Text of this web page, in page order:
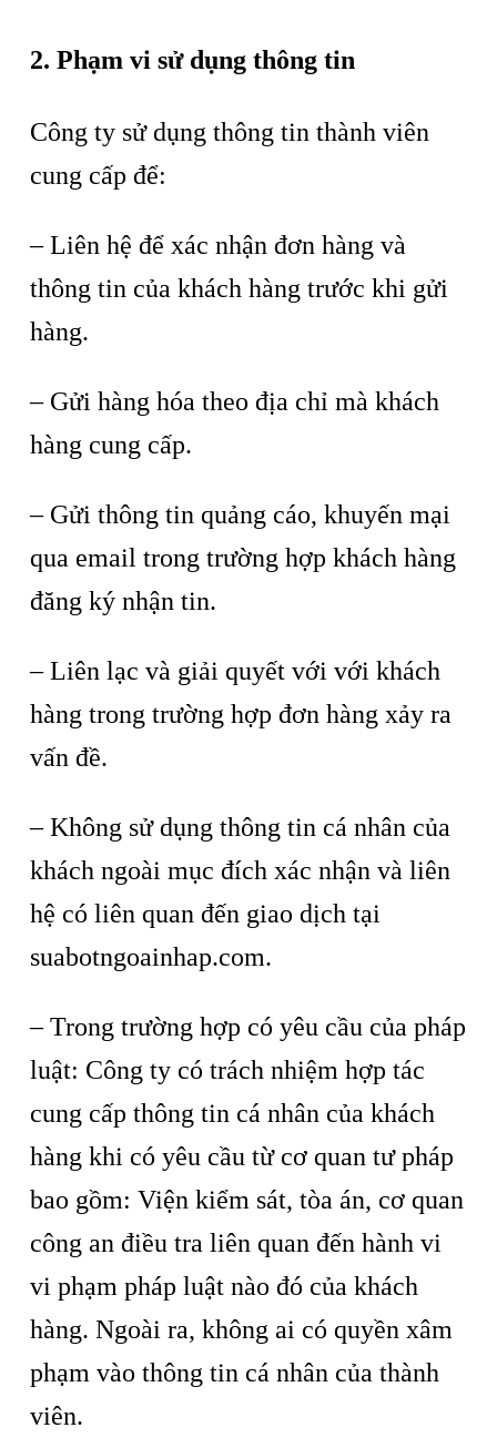
2. Phạm vi sử dụng thông tin
Công ty sử dụng thông tin thành viên
cung cấp để:
– Liên hệ để xác nhận đơn hàng và
thông tin của khách hàng trước khi gửi
hàng.
– Gửi hàng hóa theo địa chỉ mà khách
hàng cung cấp.
– Gửi thông tin quảng cáo, khuyến mại
qua email trong trường hợp khách hàng
đăng ký nhận tin.
– Liên lạc và giải quyết với với khách
hàng trong trường hợp đơn hàng xảy ra
vấn đề.
– Không sử dụng thông tin cá nhân của
khách ngoài mục đích xác nhận và liên
hệ có liên quan đến giao dịch tại
suabotngoainhap.com.
– Trong trường hợp có yêu cầu của pháp
luật: Công ty có trách nhiệm hợp tác
cung cấp thông tin cá nhân của khách
hàng khi có yêu cầu từ cơ quan tư pháp
bao gồm: Viện kiểm sát, tòa án, cơ quan
công an điều tra liên quan đến hành vi
vi phạm pháp luật nào đó của khách
hàng. Ngoài ra, không ai có quyền xâm
phạm vào thông tin cá nhân của thành
viên.